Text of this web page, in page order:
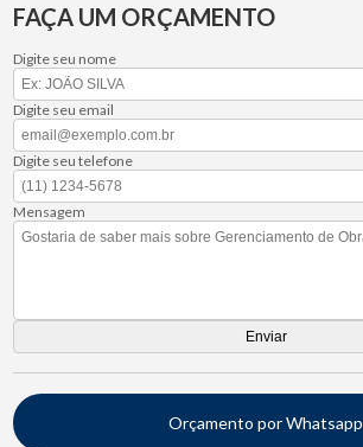
FAÇA UM ORÇAMENTO
Digite seu nome
Digite seu email
Digite seu telefone
Mensagem
Orçamento por Whatsapp